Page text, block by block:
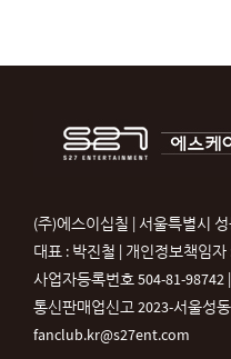
(주)에스이십칠 | 서울특별시
대표 : 박진철 | 개인정보책임자 :
사업자등록번호 504-81-98742 |
통신판매업신고 2023-서울성
fanclub.kr@s27ent.com